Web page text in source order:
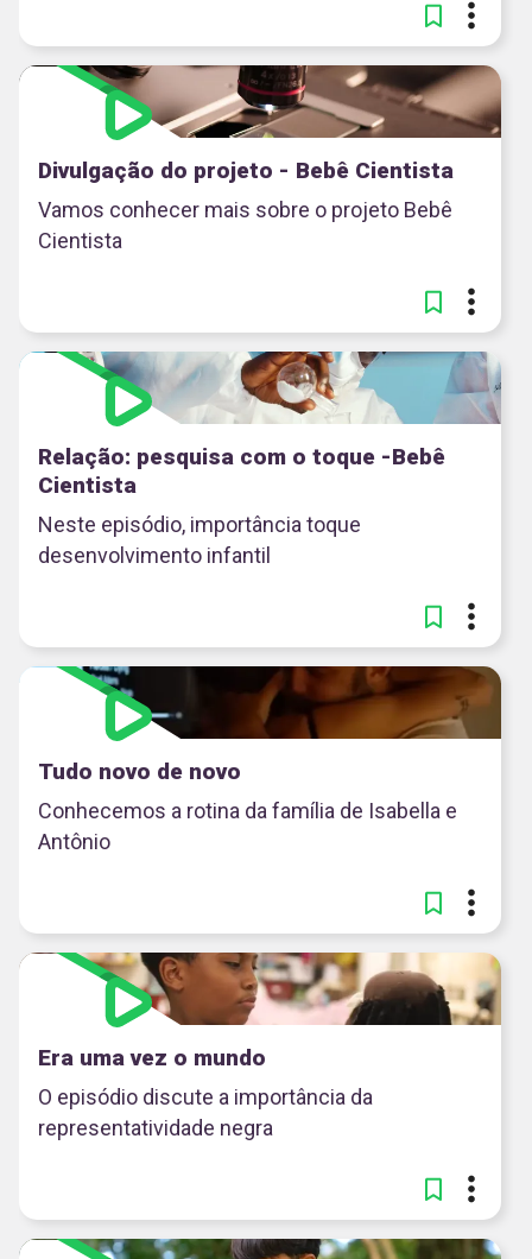
Divulgação do projeto - Bebê Cientista
Vamos conhecer mais sobre o projeto Bebê
Cientista
Relação: pesquisa com o toque -Bebê
Cientista
Neste episódio, importância toque
desenvolvimento infantil
Tudo novo de novo
Conhecemos a rotina da família de Isabella e
Antônio
Era uma vez o mundo
O episódio discute a importância da
representatividade negra